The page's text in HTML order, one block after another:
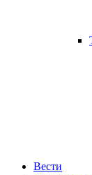
Вести